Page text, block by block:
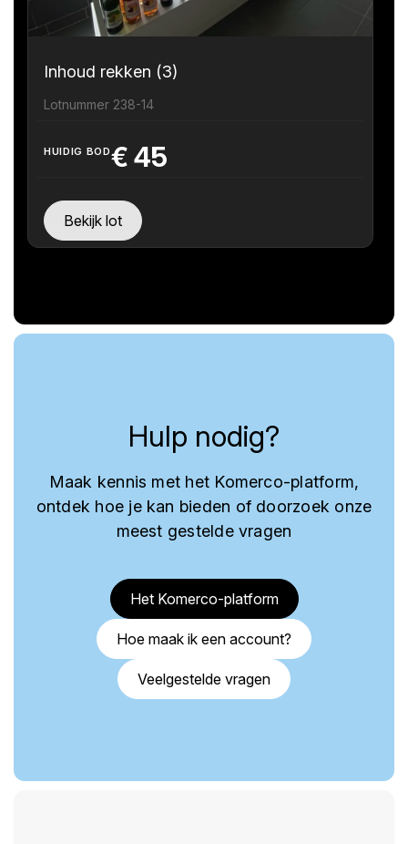
Inhoud rekken (3)
Lotnummer 238-14
HUIDIG BOD€ 45
Bekijk lot
Hulp nodig?
Maak kennis met het Komerco-platform,
ontdek hoe je kan bieden of doorzoek onze
meest gestelde vragen
Het Komerco-platform
Hoe maak ik een account?
Veelgestelde vragen